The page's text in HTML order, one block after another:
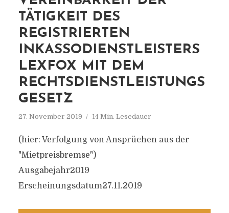
TÄTIGKEIT DES
REGISTRIERTEN
INKASSODIENSTLEISTERS
LEXFOX MIT DEM
RECHTSDIENSTLEISTUNGS
GESETZ
27. November 2019 14 Min. Lesedauer
(hier: Verfolgung von Ansprüchen aus der
"Mietpreisbremse")
Ausgabejahr2019
Erscheinungsdatum27.11.2019